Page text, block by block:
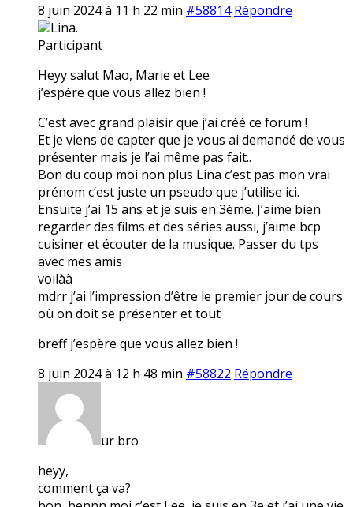
8 juin 2024 à 11 h 22 min #58814 Répondre
Lina.
Participant
Heyy salut Mao, Marie et Lee
j’espère que vous allez bien !
C’est avec grand plaisir que j’ai créé ce forum !
Et je viens de capter que je vous ai demandé de vous
présenter mais je l’ai même pas fait..
Bon du coup moi non plus Lina c’est pas mon vrai
prénom c’est juste un pseudo que j’utilise ici.
Ensuite j’ai 15 ans et je suis en 3ème. J’aime bien
regarder des films et des séries aussi, j’aime bcp
cuisiner et écouter de la musique. Passer du tps
avec mes amis
voilàà
mdrr j’ai l’impression d’être le premier jour de cours
où on doit se présenter et tout
breff j’espère que vous allez bien !
8 juin 2024 à 12 h 48 min #58822 Répondre
ur bro
heyy,
comment ça va?